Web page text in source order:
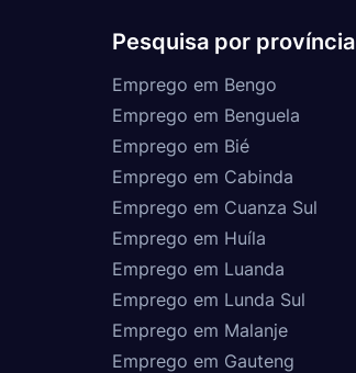
Pesquisa por província
Emprego em Bengo
Emprego em Benguela
Emprego em Bié
Emprego em Cabinda
Emprego em Cuanza Sul
Emprego em Huíla
Emprego em Luanda
Emprego em Lunda Sul
Emprego em Malanje
Emprego em Gauteng